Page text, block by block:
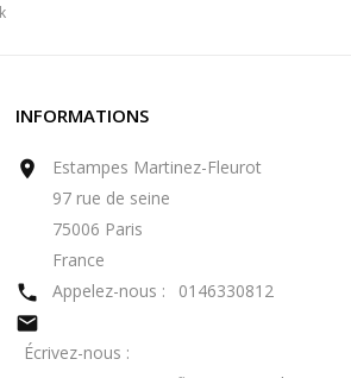
INFORMATIONS

Estampes Martinez-Fleurot
97 rue de seine
75006 Paris
France
 Appelez-nous : 0146330812

Écrivez-nous :